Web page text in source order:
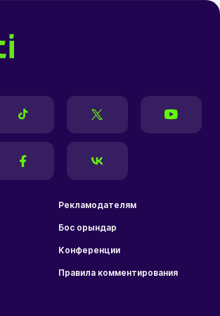
Рекламодателям
Бос орындар
Конференции
Правила комментирования